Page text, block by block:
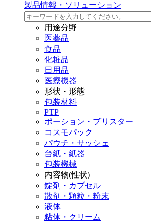
製品情報・ソリューション
用途分野
医薬品
食品
化粧品
日用品
医療機器
形状・形態
包装材料
PTP
ポーション・ブリスター
コスモパック
パウチ・サッシェ
台紙・紙器
包装機械
内容物(性状)
錠剤・カプセル
散剤・顆粒・粉末
液体
粘体・クリーム